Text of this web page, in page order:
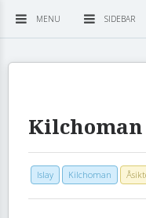
MENU SIDEBAR
Islay Kilchoman